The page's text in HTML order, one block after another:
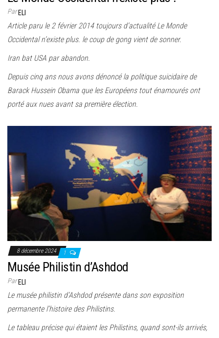
ParELI
Article paru le 2 février 2014 toujours d’actualité Le Monde
Occidental n’existe plus. le coup de gong vient de sonner.
Iran bat USA par abandon.
Depuis cinq ans nous avons dénoncé la politique suicidaire de
Barack Hussein Obama que les Européens tout énamourés ont
porté aux nues avant sa première élection.
8 décembre 2024 1
Musée Philistin d’Ashdod
ParELI
Le musée philistin d’Ashdod présente dans son exposition
permanente l’histoire des Philistins.
Le tableau précise qui étaient les Philistins, quand sont-ils arrivés,